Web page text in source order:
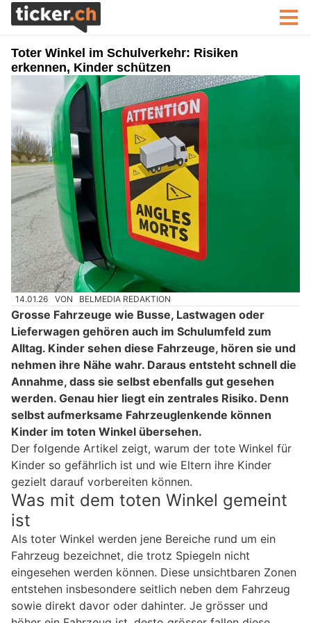
Toter Winkel im Schulverkehr: Risiken
erkennen, Kinder schützen
14.01.26 VON BELMEDIA REDAKTION
Grosse Fahrzeuge wie Busse, Lastwagen oder
Lieferwagen gehören auch im Schulumfeld zum
Alltag. Kinder sehen diese Fahrzeuge, hören sie und
nehmen ihre Nähe wahr. Daraus entsteht schnell die
Annahme, dass sie selbst ebenfalls gut gesehen
werden. Genau hier liegt ein zentrales Risiko. Denn
selbst aufmerksame Fahrzeuglenkende können
Kinder im toten Winkel übersehen.
Der folgende Artikel zeigt, warum der tote Winkel für
Kinder so gefährlich ist und wie Eltern ihre Kinder
gezielt darauf vorbereiten können.
Was mit dem toten Winkel gemeint
ist
Als toter Winkel werden jene Bereiche rund um ein
Fahrzeug bezeichnet, die trotz Spiegeln nicht
eingesehen werden können. Diese unsichtbaren Zonen
entstehen insbesondere seitlich neben dem Fahrzeug
sowie direkt davor oder dahinter. Je grösser und